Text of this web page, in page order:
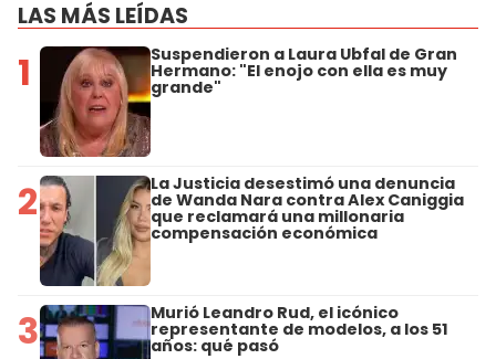
LAS MÁS LEÍDAS
1 Suspendieron a Laura Ubfal de Gran
Hermano: "El enojo con ella es muy
grande"
2 La Justicia desestimó una denuncia
de Wanda Nara contra Alex Caniggia
que reclamará una millonaria
compensación económica
3 Murió Leandro Rud, el icónico
representante de modelos, a los 51
años: qué pasó